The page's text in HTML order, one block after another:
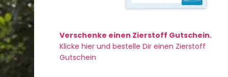
Verschenke einen Zierstoff Gutschein.
Klicke hier und bestelle Dir einen Zierstoff
Gutschein